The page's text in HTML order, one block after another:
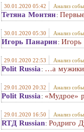
30.01.2020 05:42 Анализ
Тетяна Монтян:
30.01.2020 05:30 Анализ
Игорь Панарин: Игорь
29.01.2020 22:53 Анализ
Polit Russia : …а
29.01.2020 20:32 Анализ
Polit Russia : «Мудрое»
29.01.2020 16:50 Анализ
RTД Russian: Родриго